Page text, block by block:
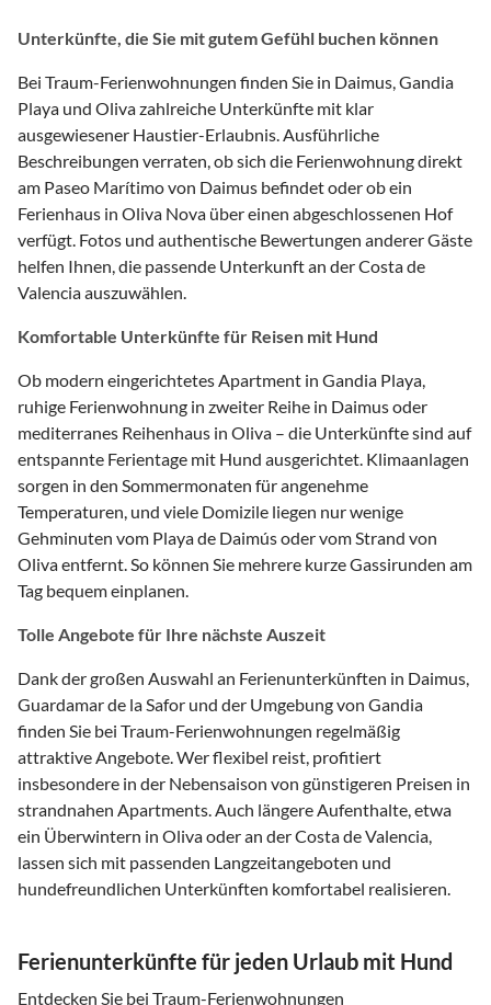
Unterkünfte, die Sie mit gutem Gefühl buchen können
Bei Traum-Ferienwohnungen finden Sie in Daimus, Gandia
Playa und Oliva zahlreiche Unterkünfte mit klar
ausgewiesener Haustier-Erlaubnis. Ausführliche
Beschreibungen verraten, ob sich die Ferienwohnung direkt
am Paseo Marítimo von Daimus befindet oder ob ein
Ferienhaus in Oliva Nova über einen abgeschlossenen Hof
verfügt. Fotos und authentische Bewertungen anderer Gäste
helfen Ihnen, die passende Unterkunft an der Costa de
Valencia auszuwählen.
Komfortable Unterkünfte für Reisen mit Hund
Ob modern eingerichtetes Apartment in Gandia Playa,
ruhige Ferienwohnung in zweiter Reihe in Daimus oder
mediterranes Reihenhaus in Oliva – die Unterkünfte sind auf
entspannte Ferientage mit Hund ausgerichtet. Klimaanlagen
sorgen in den Sommermonaten für angenehme
Temperaturen, und viele Domizile liegen nur wenige
Gehminuten vom Playa de Daimús oder vom Strand von
Oliva entfernt. So können Sie mehrere kurze Gassirunden am
Tag bequem einplanen.
Tolle Angebote für Ihre nächste Auszeit
Dank der großen Auswahl an Ferienunterkünften in Daimus,
Guardamar de la Safor und der Umgebung von Gandia
finden Sie bei Traum-Ferienwohnungen regelmäßig
attraktive Angebote. Wer flexibel reist, profitiert
insbesondere in der Nebensaison von günstigeren Preisen in
strandnahen Apartments. Auch längere Aufenthalte, etwa
ein Überwintern in Oliva oder an der Costa de Valencia,
lassen sich mit passenden Langzeitangeboten und
hundefreundlichen Unterkünften komfortabel realisieren.
Ferienunterkünfte für jeden Urlaub mit Hund
Entdecken Sie bei Traum-Ferienwohnungen